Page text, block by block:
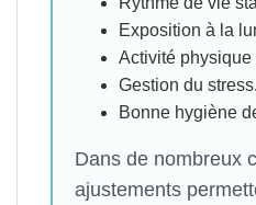
Exposition à la
Activité physique
Gestion du stress.
Bonne hygiène
Dans de nombreux
ajustements